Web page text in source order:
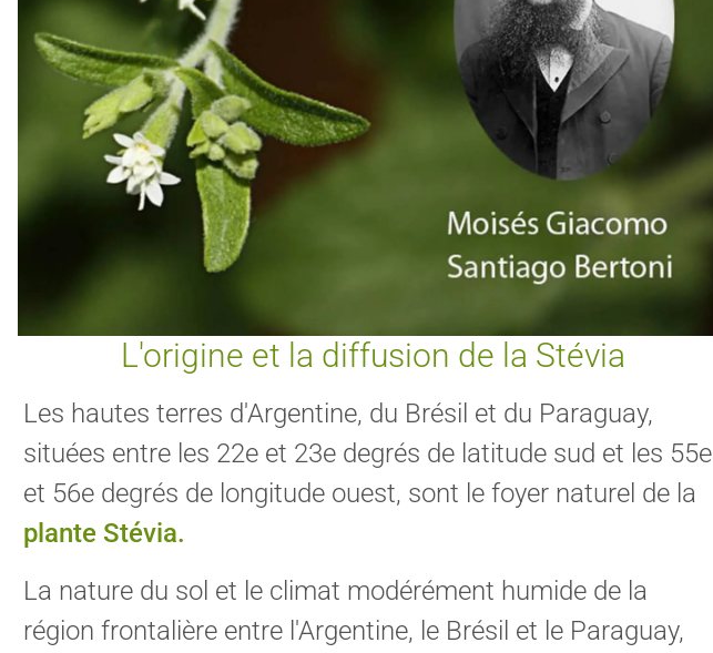
L'origine et la diffusion de la Stévia
Les hautes terres d'Argentine, du Brésil et du Paraguay,
situées entre les 22e et 23e degrés de latitude sud et les 55e
et 56e degrés de longitude ouest, sont le foyer naturel de la
plante Stévia.
La nature du sol et le climat modérément humide de la
région frontalière entre l'Argentine, le Brésil et le Paraguay,